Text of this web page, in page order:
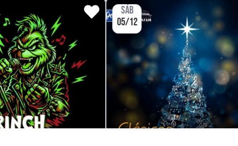
SÁB
05/12